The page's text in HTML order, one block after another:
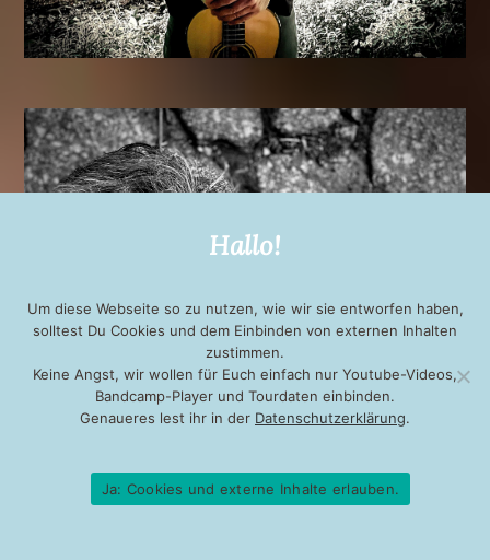
Hallo!
Um diese Webseite so zu nutzen, wie wir sie entworfen haben,
solltest Du Cookies und dem Einbinden von externen Inhalten
zustimmen.
Keine Angst, wir wollen für Euch einfach nur Youtube-Videos,
Bandcamp-Player und Tourdaten einbinden.
Genaueres lest ihr in der Datenschutzerklärung.
Ja: Cookies und externe Inhalte erlauben.